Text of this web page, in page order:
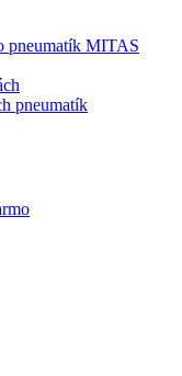
pneumatík MITAS
pneumatík